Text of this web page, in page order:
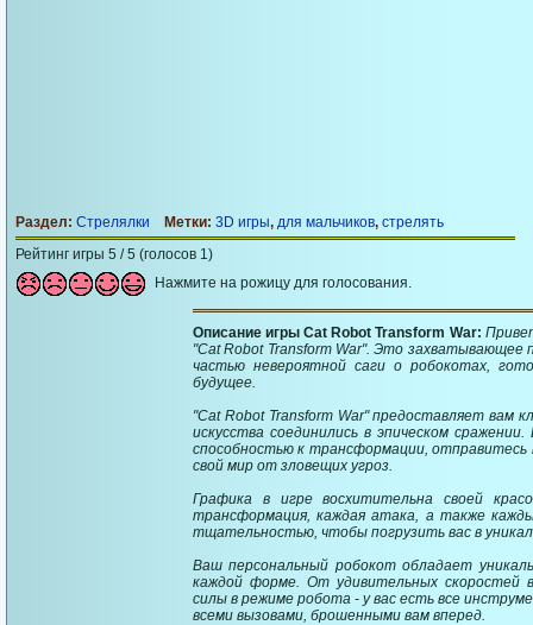
Раздел: Стрелялки Метки: 3D игры, для мальчиков, стрелять
Рейтинг игры 5 / 5 (голосов 1)
Нажмите на рожицу для голосования.
Описание игры Cat Robot Transform War:
"Cat Robot Transform War". Это
частью невероятной саги о робокотах,
будущее.
"Cat Robot Transform War" предоставляет вам
искусства соединились в эпическом
способностью к трансформации,
свой мир от зловещих угроз.
Графика в игре восхитительна своей
трансформация, каждая атака, а также
тщательностью, чтобы погрузить вас в
Ваш персональный робокот обладает
каждой форме. От удивительных скоростей
силы в режиме робота - у вас есть все
всеми вызовами, брошенными вам вперед.